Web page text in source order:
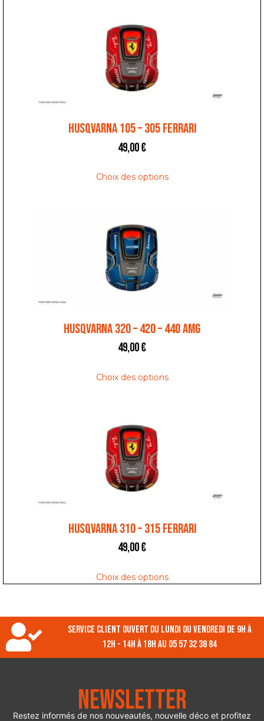
HUSQVARNA 105 – 305 FERRARI
49,00€
Choix des options
HUSQVARNA 320 – 420 – 440 AMG
49,00€
Choix des options
HUSQVARNA 310 – 315 FERRARI
49,00€
Choix des options
Service client ouvert du lundi ou vendredi de 9h à
12h - 14h à 18h au 05 57 32 38 84
Newsletter
Restez informés de nos nouveautés, nouvelle déco et profitez